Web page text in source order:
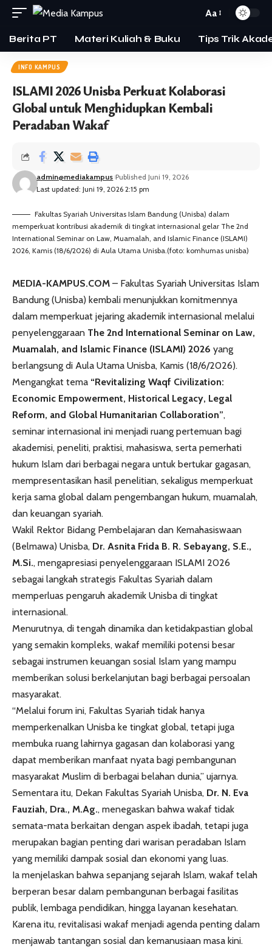
Aa
Berita PT Materi Kuliah & Buku Tips Trik
INFO KAMPUS
ISLAMI 2026 Unisba Perkuat Kolaborasi
Global untuk Menghidupkan Kembali
Peradaban Wakaf
Last updated: Juni 19, 2026 2:15 pm
admin@mediakampus Published Juni 19, 2026
Fakultas Syariah Universitas Islam Bandung (Unisba) dalam
memperkuat kontribusi akademik di tingkat internasional gelar The 2nd
International Seminar on Law, Muamalah, and Islamic Finance (ISLAMI)
2026, Kamis (18/6/2026) di Aula Utama Unisba.(foto: komhumas unisba)
MEDIA-KAMPUS.COM – Fakultas Syariah Universitas Islam
Bandung (Unisba) kembali menunjukkan komitmennya
dalam memperkuat jejaring akademik internasional melalui
penyelenggaraan The 2nd International Seminar on Law,
Muamalah, and Islamic Finance (ISLAMI) 2026 yang
berlangsung di Aula Utama Unisba, Kamis (18/6/2026).
Mengangkat tema “Revitalizing Waqf Civilization:
Economic Empowerment, Historical Legacy, Legal
Reform, and Global Humanitarian Collaboration”,
seminar internasional ini menjadi ruang pertemuan bagi
akademisi, peneliti, praktisi, mahasiswa, serta pemerhati
hukum Islam dari berbagai negara untuk bertukar gagasan,
mempresentasikan hasil penelitian, sekaligus memperkuat
kerja sama global dalam pengembangan hukum, muamalah,
dan keuangan syariah.
Wakil Rektor Bidang Pembelajaran dan Kemahasiswaan
(Belmawa) Unisba, Dr. Asnita Frida B. R. Sebayang, S.E.,
M.Si., mengapresiasi penyelenggaraan ISLAMI 2026
sebagai langkah strategis Fakultas Syariah dalam
memperluas pengaruh akademik Unisba di tingkat
internasional.
Menurutnya, di tengah dinamika dan ketidakpastian global
yang semakin kompleks, wakaf memiliki potensi besar
sebagai instrumen keuangan sosial Islam yang mampu
memberikan solusi berkelanjutan bagi berbagai persoalan
masyarakat.
“Melalui forum ini, Fakultas Syariah tidak hanya
memperkenalkan Unisba ke tingkat global, tetapi juga
membuka ruang lahirnya gagasan dan kolaborasi yang
dapat memberikan manfaat nyata bagi pembangunan
masyarakat Muslim di berbagai belahan dunia,” ujarnya.
Sementara itu, Dekan Fakultas Syariah Unisba, Dr. N. Eva
Fauziah, Dra., M.Ag., menegaskan bahwa wakaf tidak
semata-mata berkaitan dengan aspek ibadah, tetapi juga
merupakan bagian penting dari warisan peradaban Islam
yang memiliki dampak sosial dan ekonomi yang luas.
Ia menjelaskan bahwa sepanjang sejarah Islam, wakaf telah
berperan besar dalam pembangunan berbagai fasilitas
publik, lembaga pendidikan, hingga layanan kesehatan.
Karena itu, revitalisasi wakaf menjadi agenda penting dalam
menjawab tantangan sosial dan kemanusiaan masa kini.